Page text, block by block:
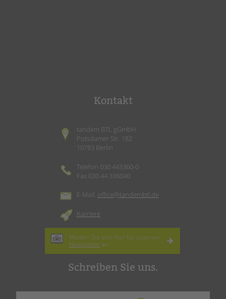
Kontakt
tandem BTL gGmbH
Potsdamer Str. 182
10783 Berlin
Telefon 030 443360-0
Fax 030 44 336040
E-Mail: office@tandembtl.de
Karriere
Melden Sie sich hier für unseren
Newsletter an.
Schreiben Sie uns.